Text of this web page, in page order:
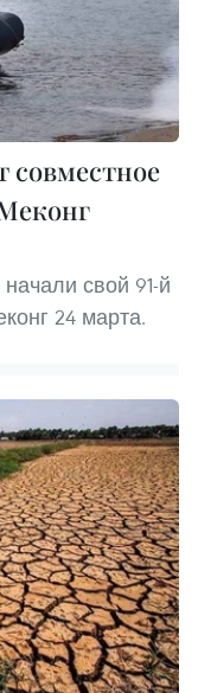
свой 91-й
24 марта.